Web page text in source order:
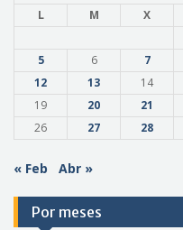
L M X
5
6 7
12
13 14
19
20 21
26
27 28
« Feb Abr »
Por meses